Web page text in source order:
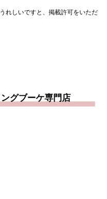
れしいですと、掲載許可をいただ
グブーケ専門店